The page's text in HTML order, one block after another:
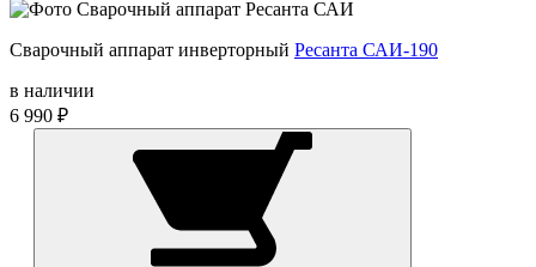
Сварочный аппарат инверторный Ресанта САИ-190
в наличии
6 990 ₽